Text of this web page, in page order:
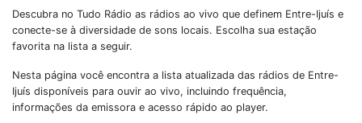
Descubra no Tudo Rádio as rádios ao vivo que definem Entre-Ijuís e
conecte-se à diversidade de sons locais. Escolha sua estação
favorita na lista a seguir.
Nesta página você encontra a lista atualizada das rádios de Entre-
Ijuís disponíveis para ouvir ao vivo, incluindo frequência,
informações da emissora e acesso rápido ao player.